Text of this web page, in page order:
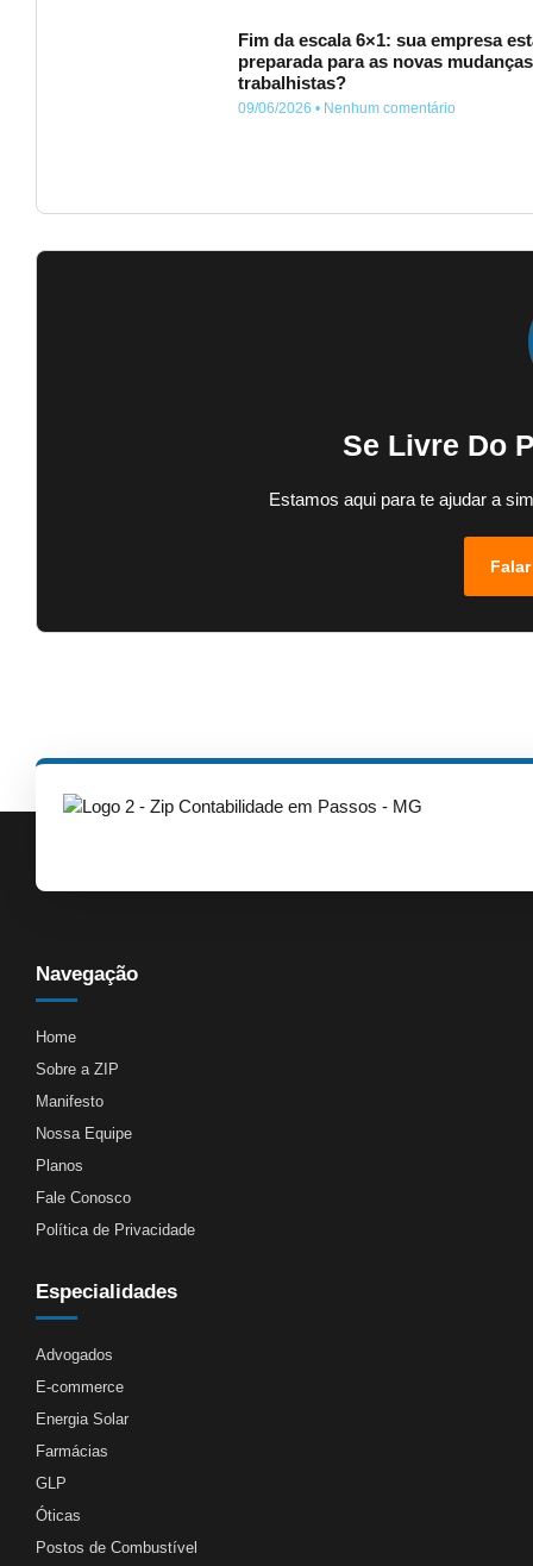
Fim da escala 6×1: sua empresa
preparada para as novas mudanças
trabalhistas?
09/06/2026 Nenhum comentário
Se Livre Do
Estamos aqui para te ajudar a
Navegação
Home
Sobre a ZIP
Manifesto
Nossa Equipe
Planos
Fale Conosco
Política de Privacidade
Especialidades
Advogados
E-commerce
Energia Solar
Farmácias
GLP
Óticas
Postos de Combustível